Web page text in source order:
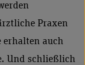
Praxen
erhalten auch
Und schließlich